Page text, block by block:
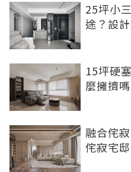
25坪小
途？設
15坪硬
麼擁擠嗎
融合侘
侘寂宅